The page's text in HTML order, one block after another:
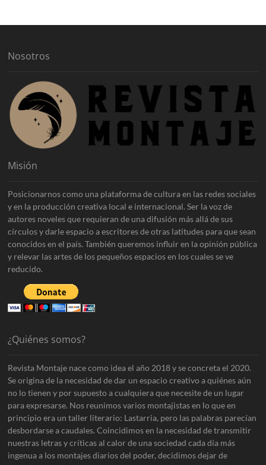
Nosotros
Misión
Posicionarnos como una plataforma de cultura en las redes sociales
y en la producción creativa local e internacional. Ser la voz de
autores noveles que requieran de una difusión más allá de sus
círculos y darle espacio a escritores de otras latitudes para que sean
conocidos en el país. También queremos influir en la opinión pública
y relevar las artes de los pequeños espacios en los cuales se ve
reducido.
¿Quiénes somos?
Revista Montaje nace como idea el año 2018 y se concreta el 2020.
Se origina de la necesidad de dar un espacio creativo a quiénes aún
no lo tienen y por supuesto a cualquiera que necesite de un lugar
para expresarse. Nos reunimos varios montajistas en lo que en
principio era un taller literario: Lastarria, pero las palabras parecían
desbordarse a caudales. Coincidimos en la necesidad de transmitir
nuestras letras y críticas al calor de una sociedad cada día más
ingenua a los montajes diarios del poder, decidimos dejar de